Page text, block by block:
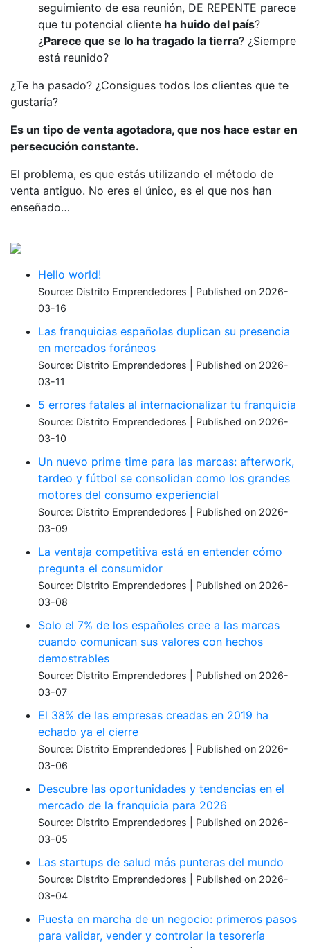
seguimiento de esa reunión, DE REPENTE parece
que tu potencial cliente ha huido del país?
¿Parece que se lo ha tragado la tierra? ¿Siempre
está reunido?
¿Te ha pasado? ¿Consigues todos los clientes que te
gustaría?
Es un tipo de venta agotadora, que nos hace estar en
persecución constante.
El problema, es que estás utilizando el método de
venta antiguo. No eres el único, es el que nos han
enseñado…
Hello world!
Source: Distrito Emprendedores
Published on 2026-
03-16
Las franquicias españolas duplican su presencia
en mercados foráneos
Source: Distrito Emprendedores
Published on 2026-
03-11
5 errores fatales al internacionalizar tu franquicia
Source: Distrito Emprendedores
Published on 2026-
03-10
Un nuevo prime time para las marcas: afterwork,
tardeo y fútbol se consolidan como los grandes
motores del consumo experiencial
Source: Distrito Emprendedores
Published on 2026-
03-09
La ventaja competitiva está en entender cómo
pregunta el consumidor
Source: Distrito Emprendedores
Published on 2026-
03-08
Solo el 7% de los españoles cree a las marcas
cuando comunican sus valores con hechos
demostrables
Source: Distrito Emprendedores
Published on 2026-
03-07
El 38% de las empresas creadas en 2019 ha
echado ya el cierre
Source: Distrito Emprendedores
Published on 2026-
03-06
Descubre las oportunidades y tendencias en el
mercado de la franquicia para 2026
Source: Distrito Emprendedores
Published on 2026-
03-05
Las startups de salud más punteras del mundo
Source: Distrito Emprendedores
Published on 2026-
03-04
Puesta en marcha de un negocio: primeros pasos
para validar, vender y controlar la tesorería